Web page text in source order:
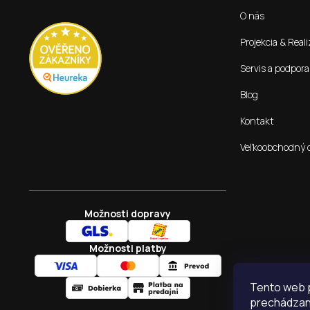
Tento web
O nás
Projekcia &
Servis a podpora
Blog
Kontakt
Veľkoobchodný
Možnosti dopravy
Možnosti platby